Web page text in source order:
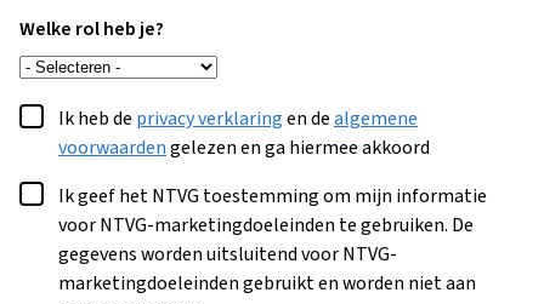
Welke rol heb je?
Ik heb de privacy verklaringen dealgemene
voorwaardengelezen en ga hiermee akkoord
Ik geef het NTVG toestemming om mijn informatie
voor NTVG-marketingdoeleinden te gebruiken. De
gegevens worden uitsluitend voor NTVG-
marketingdoeleinden gebruikt en worden niet aan